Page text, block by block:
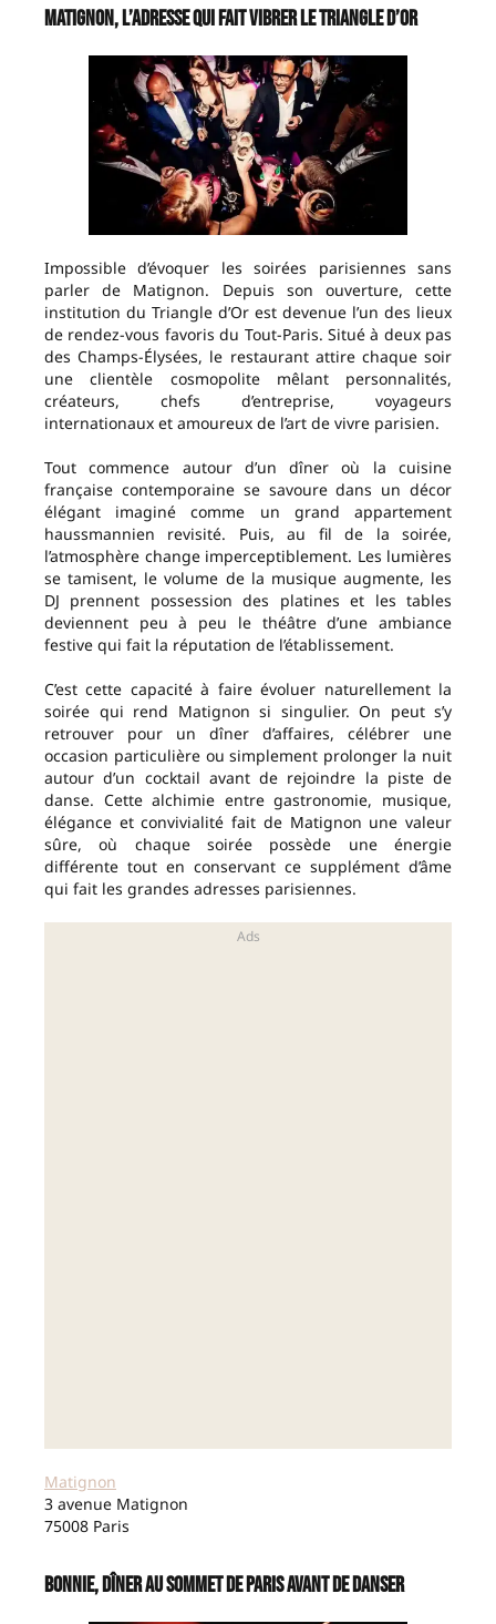
Matignon, l’adresse qui fait vibrer le Triangle d’Or
Impossible d’évoquer les soirées parisiennes sans
parler de Matignon. Depuis son ouverture, cette
institution du Triangle d’Or est devenue l’un des lieux
de rendez-vous favoris du Tout-Paris. Situé à deux pas
des Champs-Élysées, le restaurant attire chaque soir
une clientèle cosmopolite mêlant personnalités,
créateurs, chefs d’entreprise, voyageurs
internationaux et amoureux de l’art de vivre parisien.
Tout commence autour d’un dîner où la cuisine
française contemporaine se savoure dans un décor
élégant imaginé comme un grand appartement
haussmannien revisité. Puis, au fil de la soirée,
l’atmosphère change imperceptiblement. Les lumières
se tamisent, le volume de la musique augmente, les
DJ prennent possession des platines et les tables
deviennent peu à peu le théâtre d’une ambiance
festive qui fait la réputation de l’établissement.
C’est cette capacité à faire évoluer naturellement la
soirée qui rend Matignon si singulier. On peut s’y
retrouver pour un dîner d’affaires, célébrer une
occasion particulière ou simplement prolonger la nuit
autour d’un cocktail avant de rejoindre la piste de
danse. Cette alchimie entre gastronomie, musique,
élégance et convivialité fait de Matignon une valeur
sûre, où chaque soirée possède une énergie
différente tout en conservant ce supplément d’âme
qui fait les grandes adresses parisiennes.
Matignon
3 avenue Matignon
75008 Paris
Bonnie, dîner au sommet de Paris avant de danser